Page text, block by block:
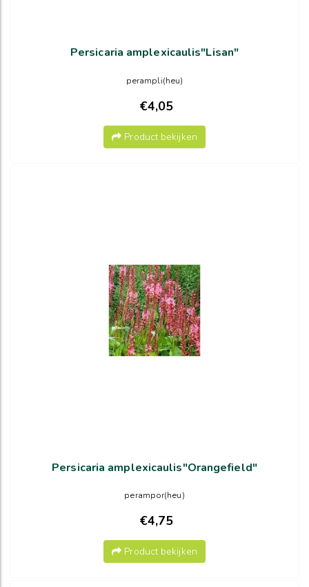
Persicaria amplexicaulis"Lisan"
perampli(heu)
€4,05
Product bekijken
Persicaria amplexicaulis"Orangefield"
perampor(heu)
€4,75
Product bekijken